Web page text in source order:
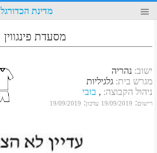
מדינת הכדורגל
מסעדת פינגווין
ישוב: נהריה
מגרש בית: גלגיליות
ניהול הקבוצה:
, בובי
רישום:
19/09/2019 עדכון:
19/09/2019